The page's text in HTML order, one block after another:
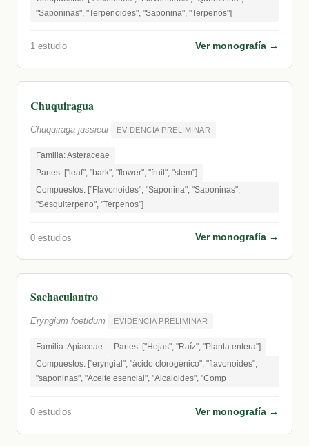
"Saponinas", "Terpenoides", "Saponina", "Terpenos"]
1 estudio Ver monografía →
Chuquiragua
Chuquiraga jussieui EVIDENCIA PRELIMINAR
Familia: Asteraceae
Partes: ["leaf", "bark", "flower", "fruit", "stem"]
Compuestos: ["Flavonoides", "Saponina", "Saponinas",
"Sesquiterpeno", "Terpenos"]
0 estudios Ver monografía →
Sachaculantro
Eryngium foetidum EVIDENCIA PRELIMINAR
Familia: Apiaceae
Partes: ["Hojas", "Raíz", "Planta entera"]
Compuestos: ["eryngial", "ácido clorogénico", "flavonoides",
"saponinas", "Aceite esencial", "Alcaloides", "Comp
0 estudios Ver monografía →